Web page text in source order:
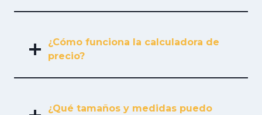
¿Cómo funciona la calculadora de
precio?
¿Qué tamaños y medidas puedo